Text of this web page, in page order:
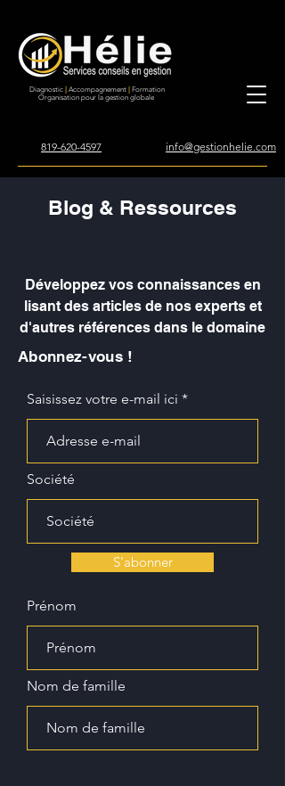
Diagnostic Accompagnement
Formation
Organisation pour la gestion globale
819-620-4597 info@gestionhelie.com
Blog & Ressources
Développez vos connaissances en
lisant des articles de nos experts et
d'autres références dans le domaine
Abonnez-vous !
Saisissez votre e-mail ici
Société
S'abonner
Prénom
Nom de famille